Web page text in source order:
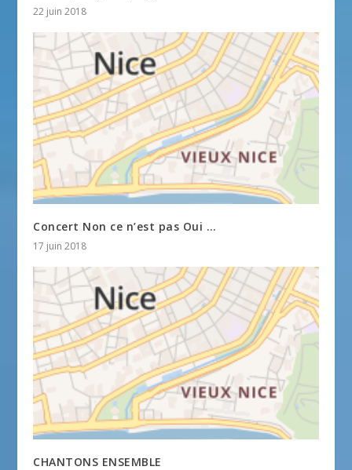
22 juin 2018
Concert Non ce n’est pas Oui …
17 juin 2018
CHANTONS ENSEMBLE